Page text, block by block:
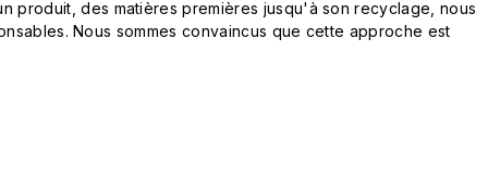
produit, des matières premières jusqu'à son recyclage, nous
Nous sommes convaincus que cette approche est